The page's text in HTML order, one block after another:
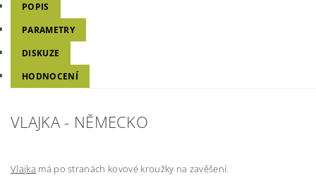
POPIS
PARAMETRY
DISKUZE
HODNOCENÍ
VLAJKA - NĚMECKO
Vlajka má po stranách kovové kroužky na zavěšení.